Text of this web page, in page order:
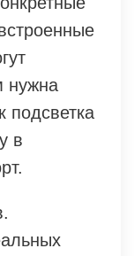
нужна
подсветка
в